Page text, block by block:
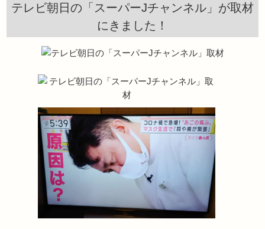
テレビ朝日の「スーパーJチャンネル」が取材
にきました！